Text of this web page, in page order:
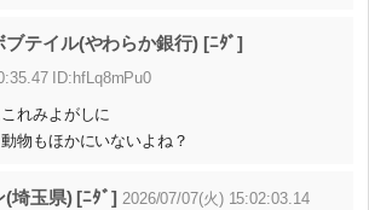
ブテイル(やわらか銀行) [ﾆﾀﾞ]
ID:hfLq8mPu0
れみよがしに
物もほかにいないよね？
(埼玉県) [ﾆﾀﾞ] 2026/07/07(火) 15:02:03.14